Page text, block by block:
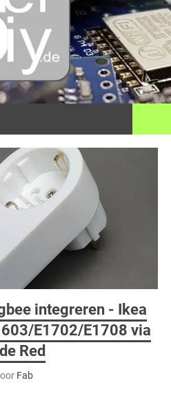
3D
en
om elektronica, DIY, 3D-printen,
technische onderwerpen.
integreren - Ikea
E1702/E1708 via
Red
Fab